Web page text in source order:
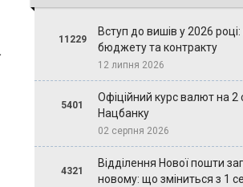
11229
Вступ до вишів у 2026
бюджету та контракту
12 липня 2026
5401
Офіційний курс валют на 2
Нацбанку
02 серпня 2026
4321
Відділення Нової пошти
новому: що зміниться з 1